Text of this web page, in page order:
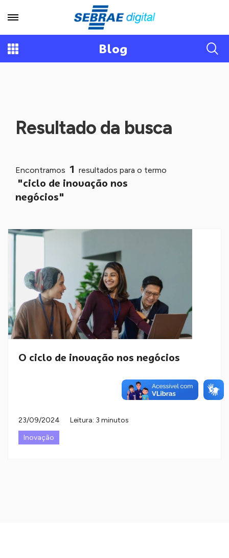
Blog
Resultado da busca
Encontramos 1 resultados para o termo
"ciclo de inovação nos
negócios"
O ciclo de inovação nos negócios
23/09/2024
Leitura: 3 minutos
Inovação